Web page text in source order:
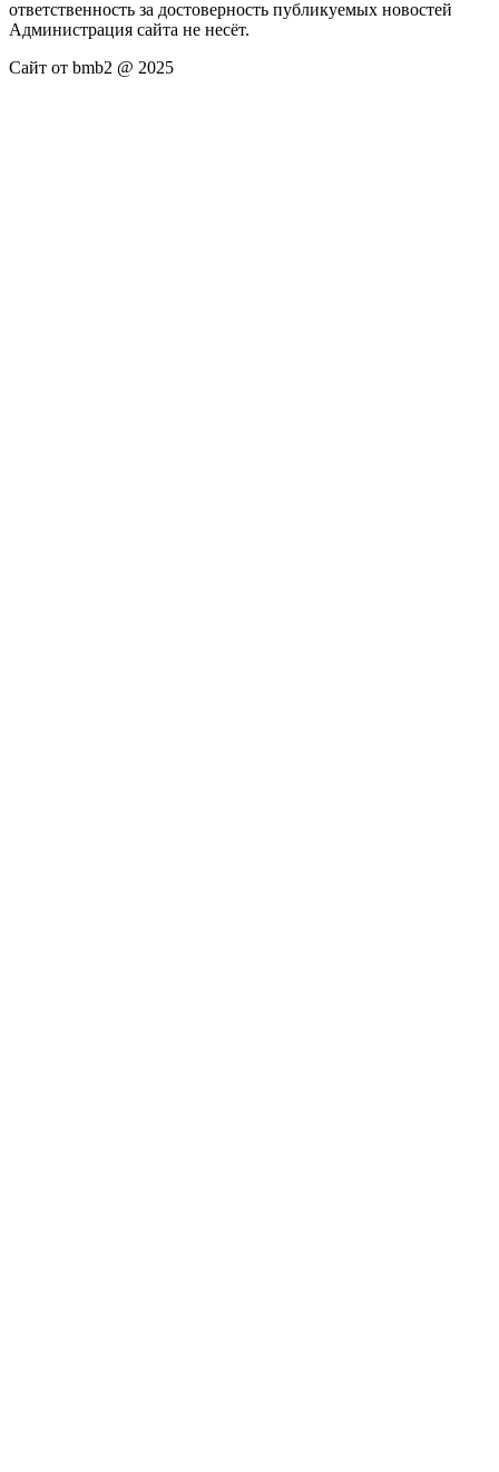
ответственность за достоверность публикуемых новостей
Администрация сайта не несёт.
Сайт от bmb2 @ 2025